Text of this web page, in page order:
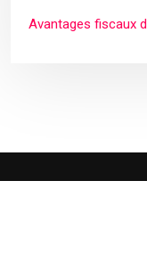
Avantages fiscaux